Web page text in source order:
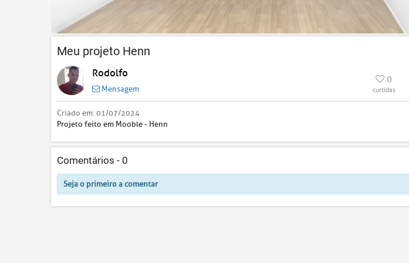
Meu projeto Henn
Rodolfo
Mensagem
0
curtidas
Criado em:01/07/2024
Projeto feito em Mooble - Henn
Comentários - 0
Seja o primeiro a comentar